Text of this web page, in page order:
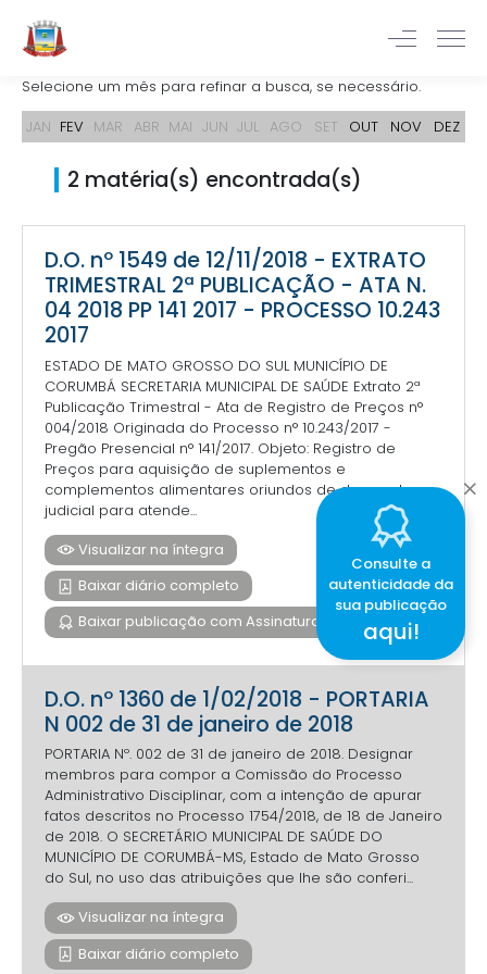
Selecione um mês para refinar a busca, se necessário.
JAN FEV MAR ABR MAI JUN JUL AGO SET OUT NOV DEZ
2 matéria(s) encontrada(s)
D.O. nº 1549 de 12/11/2018 - EXTRATO
TRIMESTRAL 2ª PUBLICAÇÃO - ATA N.
04 2018 PP 141 2017 - PROCESSO 10.243
2017
ESTADO DE MATO GROSSO DO SUL MUNICÍPIO DE
CORUMBÁ SECRETARIA MUNICIPAL DE SAÚDE Extrato 2ª
Publicação Trimestral - Ata de Registro de Preços n°
004/2018 Originada do Processo n° 10.243/2017 -
Pregão Presencial n° 141/2017. Objeto: Registro de
Preços para aquisição de suplementos e
complementos alimentares oriundos de demanda
judicial para atende...
Visualizar na íntegra
Baixar diário completo
Baixar publicação com Assinatura Digital
D.O. nº 1360 de 1/02/2018 - PORTARIA
N 002 de 31 de janeiro de 2018
PORTARIA Nº. 002 de 31 de janeiro de 2018. Designar
membros para compor a Comissão do Processo
Administrativo Disciplinar, com a intenção de apurar
fatos descritos no Processo 1754/2018, de 18 de Janeiro
de 2018. O SECRETÁRIO MUNICIPAL DE SAÚDE DO
MUNICÍPIO DE CORUMBÁ-MS, Estado de Mato Grosso
do Sul, no uso das atribuições que lhe são conferi...
Visualizar na íntegra
Baixar diário completo
Consulte a
autenticidade da
sua publicação
aqui!